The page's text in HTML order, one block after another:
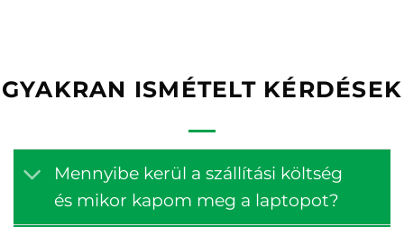
GYAKRAN ISMÉTELT KÉRDÉSEK
Mennyibe kerül a szállítási költség
és mikor kapom meg a laptopot?